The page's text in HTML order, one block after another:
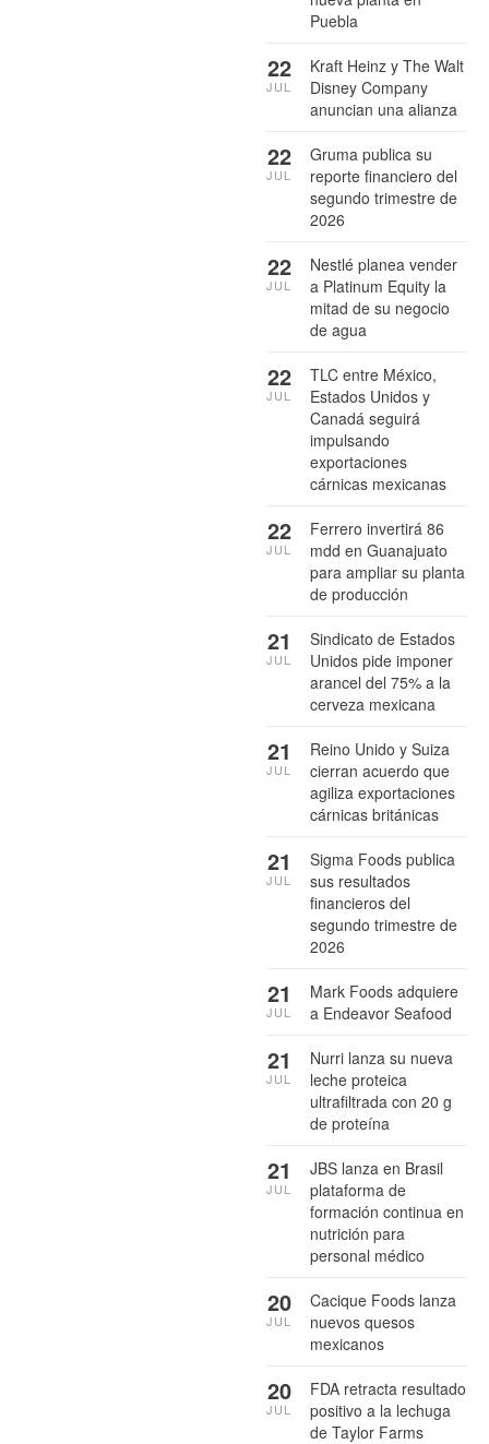
Puebla
Kraft Heinz y The Walt
Disney Company
anuncian una alianza
22
JUL
Gruma publica su
reporte financiero del
segundo trimestre de
2026
22
JUL
Nestlé planea vender
a Platinum Equity la
mitad de su negocio
de agua
22
JUL
TLC entre México,
Estados Unidos y
Canadá seguirá
impulsando
exportaciones
cárnicas mexicanas
22
JUL
Ferrero invertirá 86
mdd en Guanajuato
para ampliar su planta
de producción
22
JUL
Sindicato de Estados
Unidos pide imponer
arancel del 75% a la
cerveza mexicana
21
JUL
Reino Unido y Suiza
cierran acuerdo que
agiliza exportaciones
cárnicas británicas
21
JUL
Sigma Foods publica
sus resultados
financieros del
segundo trimestre de
2026
21
JUL
Mark Foods adquiere
a Endeavor Seafood
21
JUL
Nurri lanza su nueva
leche proteica
ultrafiltrada con 20 g
de proteína
21
JUL
JBS lanza en Brasil
plataforma de
formación continua en
nutrición para
personal médico
21
JUL
Cacique Foods lanza
nuevos quesos
mexicanos
20
JUL
FDA retracta resultado
positivo a la lechuga
de Taylor Farms
20
JUL